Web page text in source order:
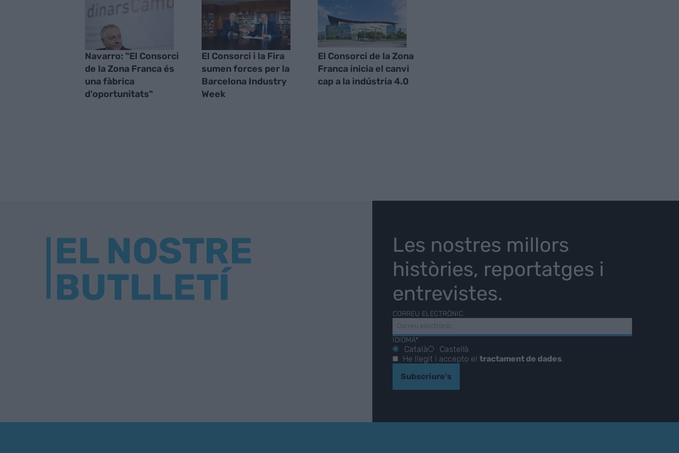
Navarro: "El Consorci
de la Zona Franca és
una fàbrica
d'oportunitats"
El Consorci i la Fira
sumen forces per la
Barcelona Industry
Week
El Consorci de la Zona
Franca inicia el canvi
cap a la indústria 4.0
EL NOSTRE
BUTLLETÍ
Les nostres millors
històries, reportatges i
entrevistes.
CORREU ELECTRÒNIC
IDIOMA*
Català
Castellà
He llegit i accepto el tractament de dades
Subscriure's